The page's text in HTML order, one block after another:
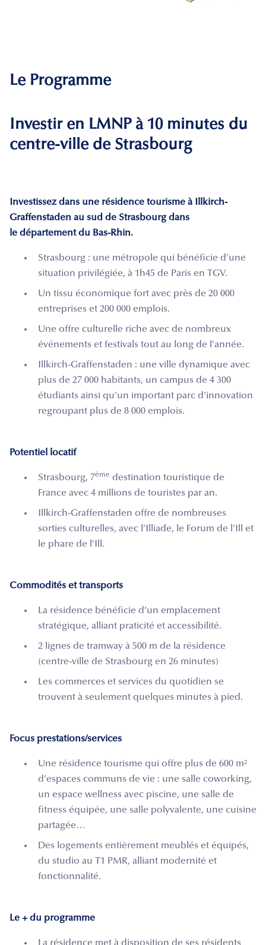
Le Programme
Investir en LMNP à 10 minutes du
centre-ville de Strasbourg
Investissez dans une résidence tourisme à Illkirch-
Graffenstaden au sud de Strasbourg dans
le département du Bas-Rhin.
Strasbourg : une métropole qui bénéficie d’une
situation privilégiée, à 1h45 de Paris en TGV.
Un tissu économique fort avec près de 20 000
entreprises et 200 000 emplois.
Une offre culturelle riche avec de nombreux
événements et festivals tout au long de l’année.
Illkirch-Graffenstaden : une ville dynamique avec
plus de 27 000 habitants, un campus de 4 300
étudiants ainsi qu’un important parc d’innovation
regroupant plus de 8 000 emplois.
Potentiel locatif
Strasbourg, 7ème destination touristique de
France avec 4 millions de touristes par an.
Illkirch-Graffenstaden offre de nombreuses
sorties culturelles, avec l’Illiade, le Forum de l'Ill et
le phare de l'Ill.
Commodités et transports
La résidence bénéficie d’un emplacement
stratégique, alliant praticité et accessibilité.
2 lignes de tramway à 500 m de la résidence
(centre-ville de Strasbourg en 26 minutes)
Les commerces et services du quotidien se
trouvent à seulement quelques minutes à pied.
Focus prestations/services
Une résidence tourisme qui offre plus de 600 m²
d’espaces communs de vie : une salle coworking,
un espace wellness avec piscine, une salle de
fitness équipée, une salle polyvalente, une cuisine
partagée…
Des logements entièrement meublés et équipés,
du studio au T1 PMR, alliant modernité et
fonctionnalité.
Le + du programme